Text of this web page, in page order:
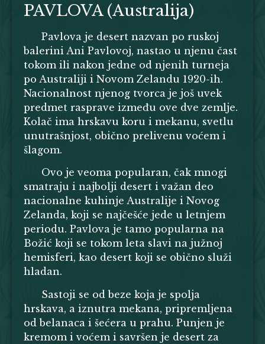
PAVLOVA (Australija)
Pavlova je desert nazvan po ruskoj
balerini Ani Pavlovoj, nastao u njenu čast
tokom ili nakon jedne od njenih turneja
po Australiji i Novom Zelandu 1920-ih.
Nacionalnost njenog tvorca je još uvek
predmet rasprave između ove dve zemlje.
Kolač ima hrskavu koru i mekanu, svetlu
unutrašnjost, obično prelivenu voćem i
šlagom.
Ovo je veoma popularan, čak mnogi
smatraju i najbolji desert i važan deo
nacionalne kuhinje Australije i Novog
Zelanda, koji se najčešće jede u letnjem
periodu. Pavlova je tamo popularna na
Božić koji se tokom leta slavi na južnoj
hemisferi, kao desert koji se obično služi
hladan.
Sastoji se od beze koja je spolja
hrskava, a iznutra mekana, pripremljena
od belanaca i šećera u prahu. Punjen je
kremom i voćem i savršen je desert za